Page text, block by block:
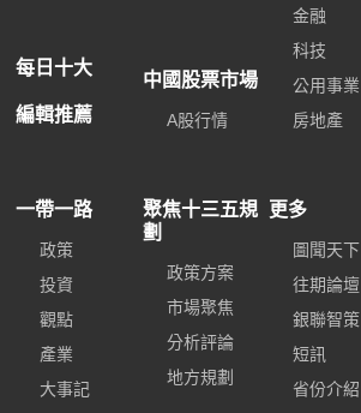
每日十大
編輯推薦
中國股票市場
A股行情
金融
科技
公用事業
房地產
一帶一路
政策
投資
觀點
產業
大事記
聚焦十三五規
劃
政策方案
市場聚焦
分析評論
地方規劃
更多
圖聞天下
往期論壇
銀聯智策
短訊
省份介紹